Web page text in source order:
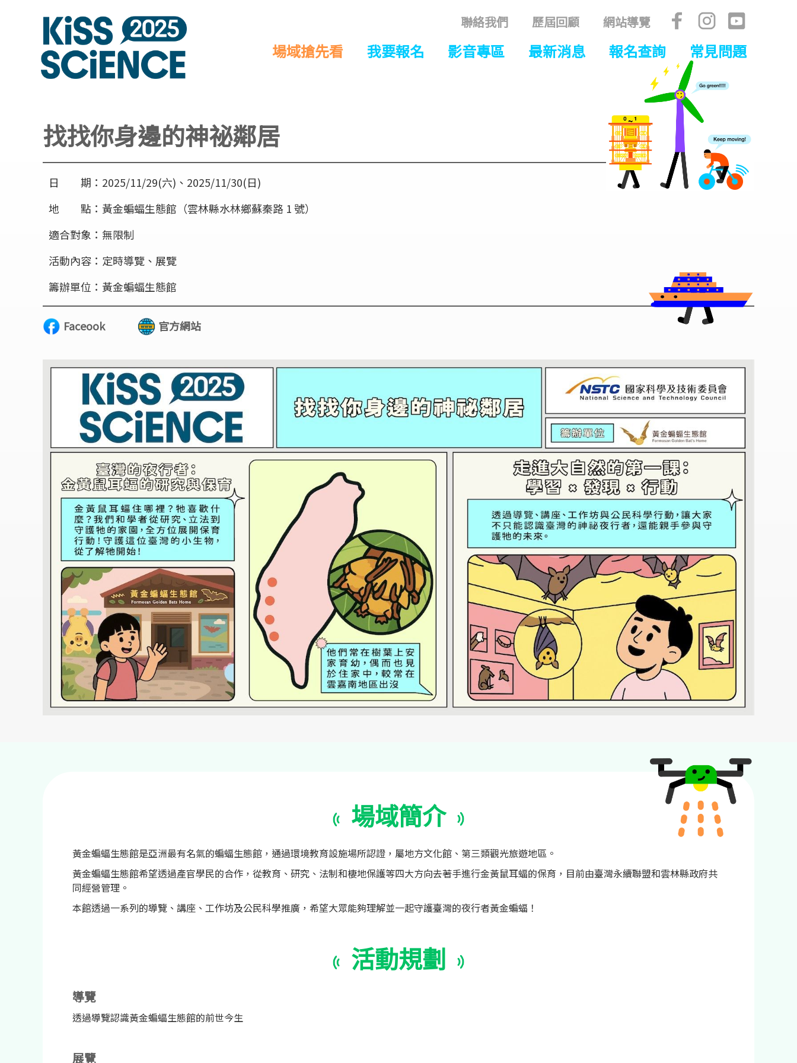
聯絡我們 歷屆回顧 網站導覽
場域搶先看 我要報名 影音專區 最新消息 報名查詢 常見問題
找找你身邊的神祕鄰居
日 期：2025/11/29(六)、2025/11/30(日)
地 點：黃金蝙蝠生態館（雲林縣水林鄉蘇秦路 1 號）
適合對象：無限制
活動內容：定時導覽、展覽
籌辦單位：黃金蝙蝠生態館
Faceook 官方網站
場域簡介
黃金蝙蝠生態館是亞洲最有名氣的蝙蝠生態館，通過環境教育設施場所認證，屬地方文化館、第三類觀光旅遊地區。
黃金蝙蝠生態館希望透過產官學民的合作，從教育、研究、法制和棲地保護等四大方向去著手進行金黃鼠耳蝠的保育，目前由臺灣永續聯盟和雲林縣政府共
同經營管理。
本館透過一系列的導覽、講座、工作坊及公民科學推廣，希望大眾能夠理解並一起守護臺灣的夜行者黃金蝙蝠！
活動規劃
導覽
透過導覽認識黃金蝙蝠生態館的前世今生
展覽